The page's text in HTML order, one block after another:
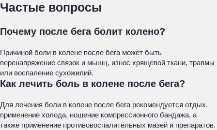
Частые вопросы
Почему после бега болит колено?
Причиной боли в колене после бега может быть
перенапряжение связок и мышц, износ хрящевой ткани, травмы
или воспаление сухожилий.
Как лечить боль в колене после бега?
Для лечения боли в колене после бега рекомендуется отдых,
применение холода, ношение компрессионного бандажа, а
также применение противовоспалительных мазей и препаратов.